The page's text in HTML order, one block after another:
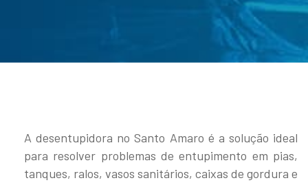
A desentupidora no Santo Amaro é a solução ideal
para resolver problemas de entupimento em pias,
tanques, ralos, vasos sanitários, caixas de gordura e